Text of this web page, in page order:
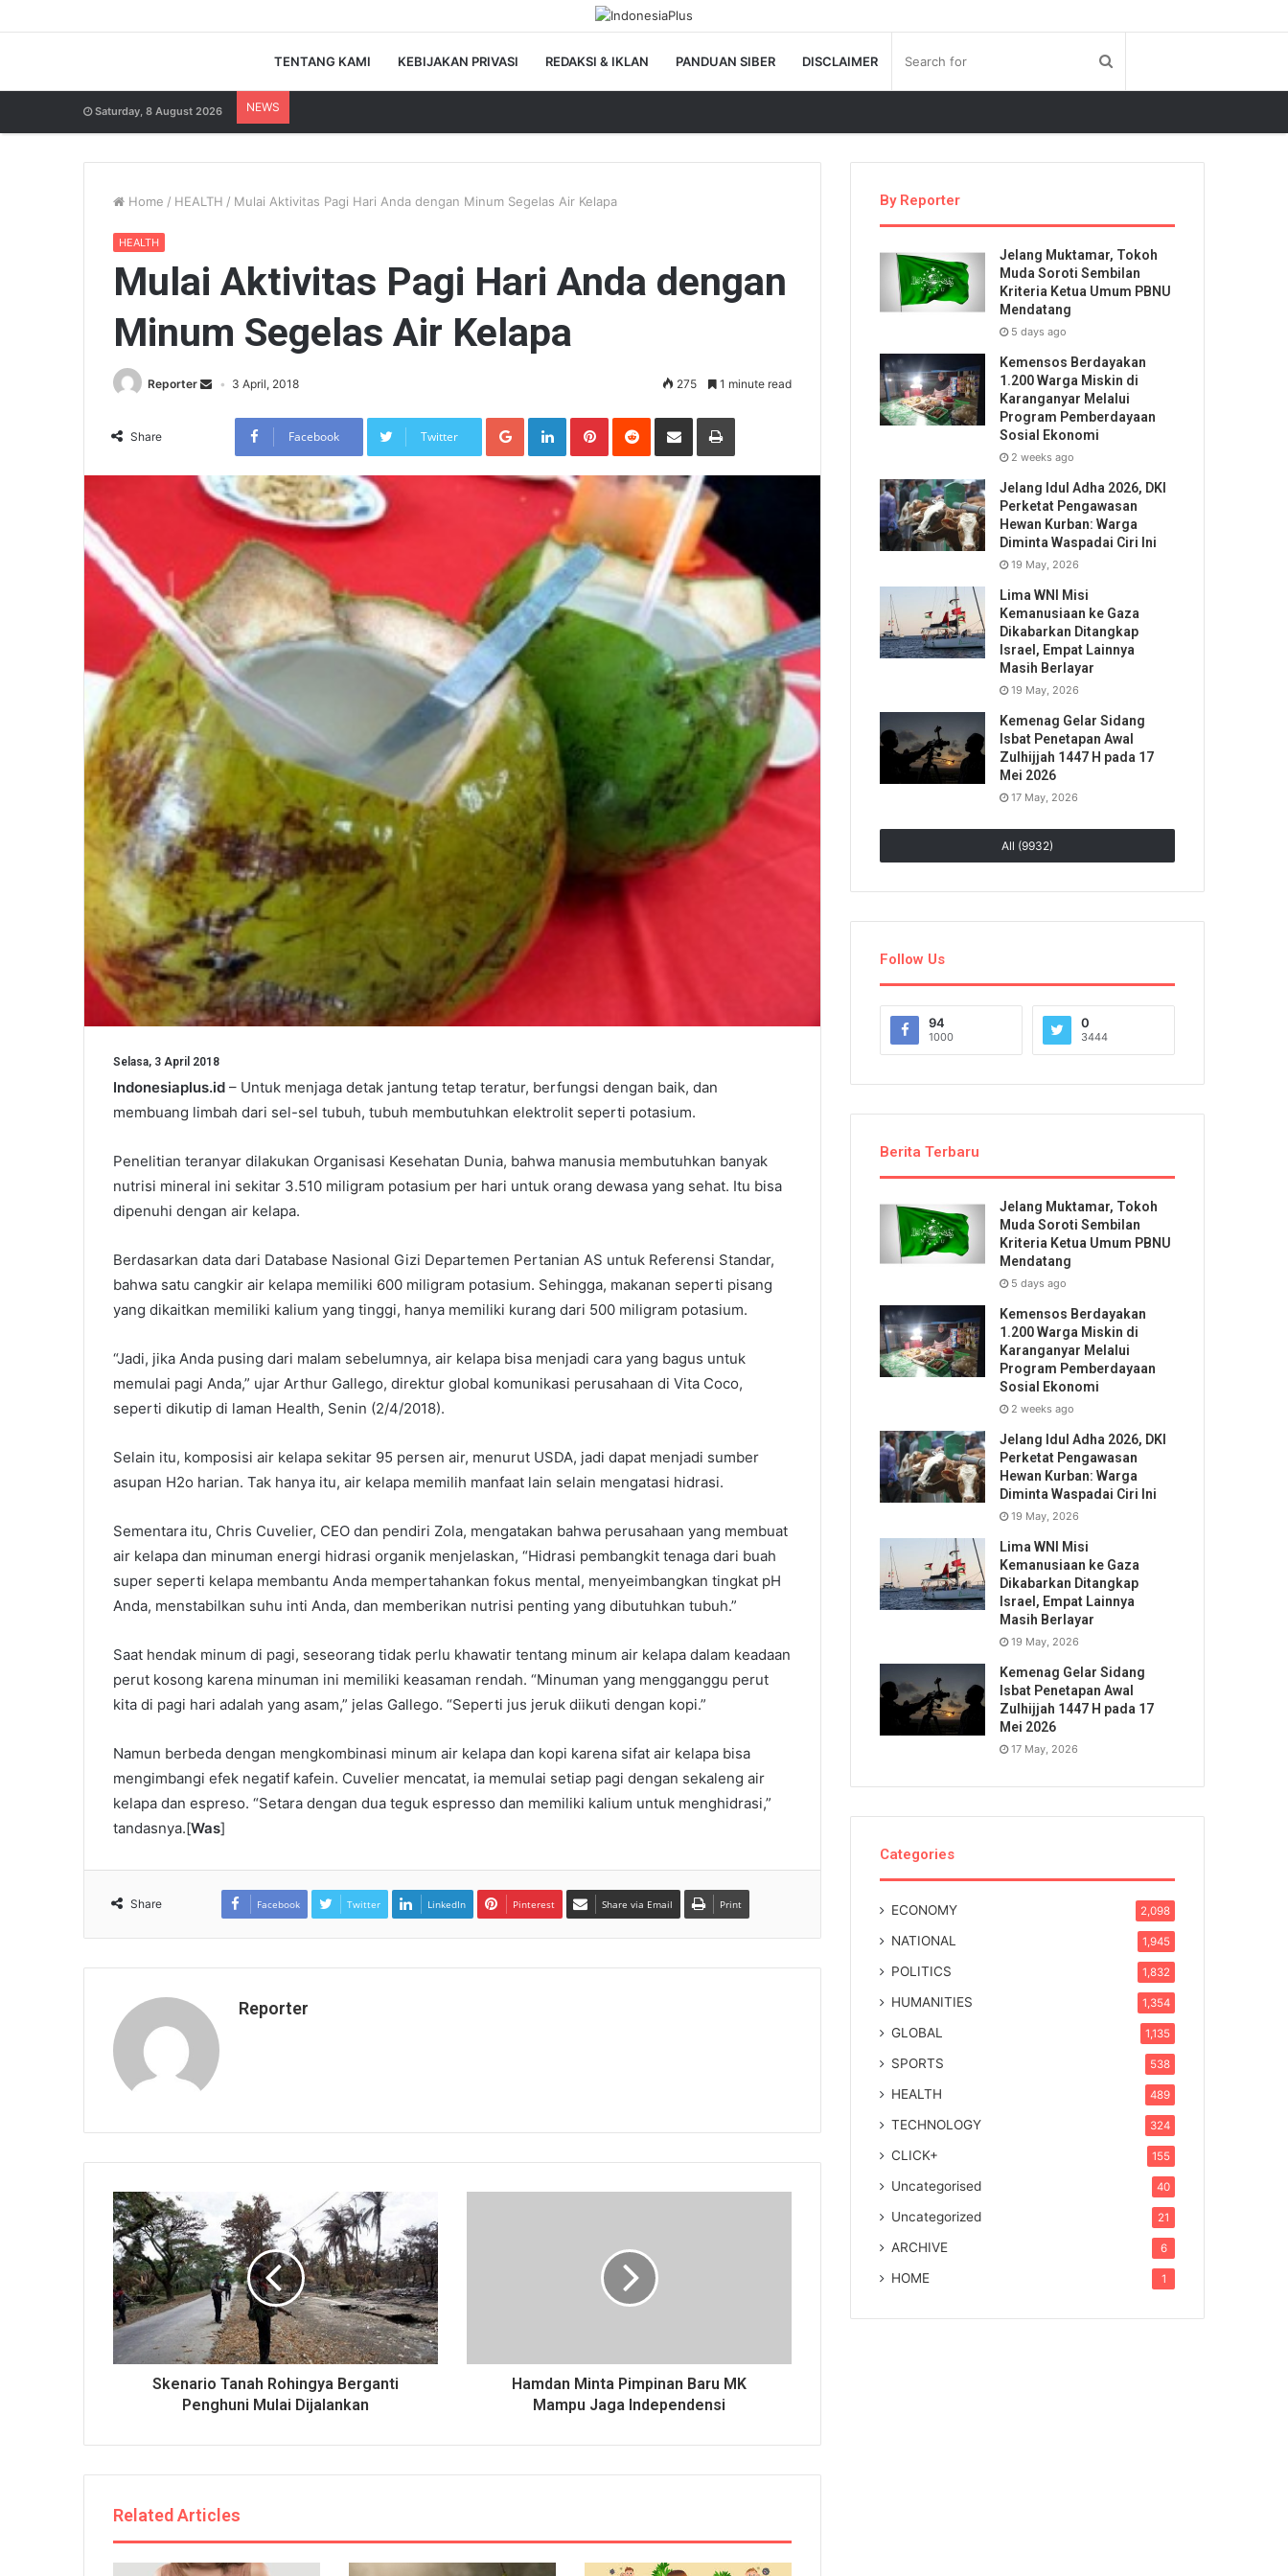
TENTANG KAMI KEBIJAKAN PRIVASI REDAKSI & IKLAN PANDUAN SIBER DISCLAIMER
Saturday, 8 August 2026 NEWS
Home / HEALTH / Mulai Aktivitas Pagi Hari Anda dengan Minum Segelas Air Kelapa
HEALTH
Mulai Aktivitas Pagi Hari Anda dengan
Minum Segelas Air Kelapa
Reporter 3 April, 2018 275 1 minute read
Share Facebook Twitter
Google+LinkedInPinterestReddit Share via Email Print
Selasa, 3 April 2018
Indonesiaplus.id – Untuk menjaga detak jantung tetap teratur, berfungsi dengan baik, dan
membuang limbah dari sel-sel tubuh, tubuh membutuhkan elektrolit seperti potasium.
Penelitian teranyar dilakukan Organisasi Kesehatan Dunia, bahwa manusia membutuhkan banyak
nutrisi mineral ini sekitar 3.510 miligram potasium per hari untuk orang dewasa yang sehat. Itu bisa
dipenuhi dengan air kelapa.
Berdasarkan data dari Database Nasional Gizi Departemen Pertanian AS untuk Referensi Standar,
bahwa satu cangkir air kelapa memiliki 600 miligram potasium. Sehingga, makanan seperti pisang
yang dikaitkan memiliki kalium yang tinggi, hanya memiliki kurang dari 500 miligram potasium.
“Jadi, jika Anda pusing dari malam sebelumnya, air kelapa bisa menjadi cara yang bagus untuk
memulai pagi Anda,” ujar Arthur Gallego, direktur global komunikasi perusahaan di Vita Coco,
seperti dikutip di laman Health, Senin (2/4/2018).
Selain itu, komposisi air kelapa sekitar 95 persen air, menurut USDA, jadi dapat menjadi sumber
asupan H2o harian. Tak hanya itu, air kelapa memilih manfaat lain selain mengatasi hidrasi.
Sementara itu, Chris Cuvelier, CEO dan pendiri Zola, mengatakan bahwa perusahaan yang membuat
air kelapa dan minuman energi hidrasi organik menjelaskan, “Hidrasi pembangkit tenaga dari buah
super seperti kelapa membantu Anda mempertahankan fokus mental, menyeimbangkan tingkat pH
Anda, menstabilkan suhu inti Anda, dan memberikan nutrisi penting yang dibutuhkan tubuh.”
Saat hendak minum di pagi, seseorang tidak perlu khawatir tentang minum air kelapa dalam keadaan
perut kosong karena minuman ini memiliki keasaman rendah. “Minuman yang mengganggu perut
kita di pagi hari adalah yang asam,” jelas Gallego. “Seperti jus jeruk diikuti dengan kopi.”
Namun berbeda dengan mengkombinasi minum air kelapa dan kopi karena sifat air kelapa bisa
mengimbangi efek negatif kafein. Cuvelier mencatat, ia memulai setiap pagi dengan sekaleng air
kelapa dan espreso. “Setara dengan dua teguk espresso dan memiliki kalium untuk menghidrasi,”
tandasnya.[Was]
Share Facebook Twitter LinkedIn Pinterest Share via Email Print
Reporter
Skenario Tanah Rohingya Berganti
Penghuni Mulai Dijalankan
Hamdan Minta Pimpinan Baru MK
Mampu Jaga Independensi
Related Articles
By Reporter
Jelang Muktamar, Tokoh
Muda Soroti Sembilan
Kriteria Ketua Umum PBNU
Mendatang
5 days ago
Kemensos Berdayakan
1.200 Warga Miskin di
Karanganyar Melalui
Program Pemberdayaan
Sosial Ekonomi
2 weeks ago
Jelang Idul Adha 2026, DKI
Perketat Pengawasan
Hewan Kurban: Warga
Diminta Waspadai Ciri Ini
19 May, 2026
Lima WNI Misi
Kemanusiaan ke Gaza
Dikabarkan Ditangkap
Israel, Empat Lainnya
Masih Berlayar
19 May, 2026
Kemenag Gelar Sidang
Isbat Penetapan Awal
Zulhijjah 1447 H pada 17
Mei 2026
17 May, 2026
All (9932)
Follow Us
94
1000
0
3444
Berita Terbaru
Jelang Muktamar, Tokoh
Muda Soroti Sembilan
Kriteria Ketua Umum PBNU
Mendatang
5 days ago
Kemensos Berdayakan
1.200 Warga Miskin di
Karanganyar Melalui
Program Pemberdayaan
Sosial Ekonomi
2 weeks ago
Jelang Idul Adha 2026, DKI
Perketat Pengawasan
Hewan Kurban: Warga
Diminta Waspadai Ciri Ini
19 May, 2026
Lima WNI Misi
Kemanusiaan ke Gaza
Dikabarkan Ditangkap
Israel, Empat Lainnya
Masih Berlayar
19 May, 2026
Kemenag Gelar Sidang
Isbat Penetapan Awal
Zulhijjah 1447 H pada 17
Mei 2026
17 May, 2026
Categories
ECONOMY 2,098
NATIONAL 1,945
POLITICS 1,832
HUMANITIES 1,354
GLOBAL 1,135
SPORTS 538
HEALTH 489
TECHNOLOGY 324
CLICK+ 155
Uncategorised 40
Uncategorized 21
ARCHIVE 6
HOME 1